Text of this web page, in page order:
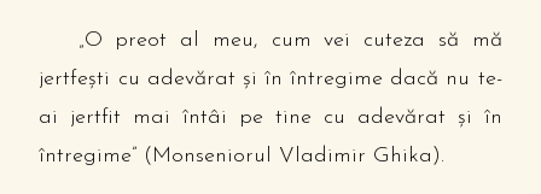
„O preot al meu, cum vei cuteza să mă
jertfeşti cu adevărat şi în întregime dacă nu te-
ai jertfit mai întâi pe tine cu adevărat şi în
întregime” (Monseniorul Vladimir Ghika).